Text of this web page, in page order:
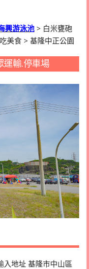
興游泳池 > 白米甕砲
美食 > 基隆中正公園
運輸.停車場
入地址 基隆市中山區